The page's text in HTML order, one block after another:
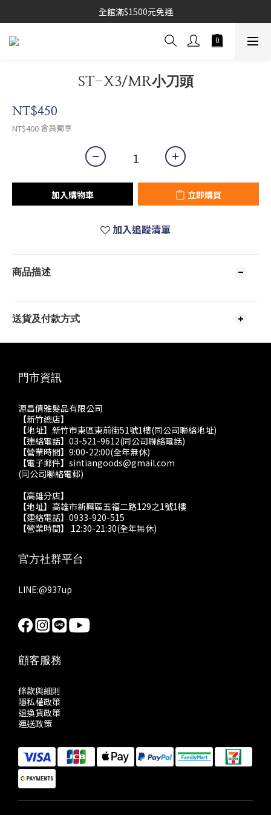
全館滿$1500元免運
ST-X3/MR小刀頭
NT$450
NT$400會員獨享
加入購物車 立即購買
加入追蹤清單
商品描述
送貨及付款方式
門市資訊
源昌倩雅髮品有限公司
【新竹總店】
【地址】新竹市東區東前街51號1樓(同公司聯絡地址)
【連絡電話】03-521-9612(同公司聯絡電話)
【營業時間】9:00-22:00(全年無休)
【電子郵件】sintiangoods@gmail.com
(同公司聯絡電郵)
【高雄分店】
【地址】高雄市新興區五福二路129之1號1樓
【連絡電話】0933-920-515
【營業時間】 12:30-21:30(全年無休)
官方社群平台
LINE:@937up
顧客服務
條款與細則
隱私權政策
退換貨政策
運送政策